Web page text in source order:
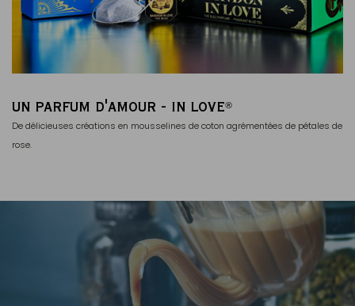
UN PARFUM D'AMOUR - IN LOVE®
De délicieuses créations en mousselines de coton agrémentées de pétales de
rose.